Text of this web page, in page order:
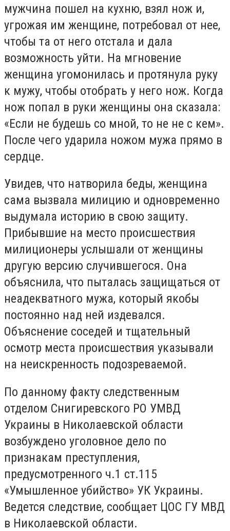
мужчина пошел на кухню, взял нож и,
угрожая им женщине, потребовал от нее,
чтобы та от него отстала и дала
возможность уйти. На мгновение
женщина угомонилась и протянула руку
к мужу, чтобы отобрать у него нож. Когда
нож попал в руки женщины она сказала:
«Если не будешь со мной, то не не с кем».
После чего ударила ножом мужа прямо в
сердце.
Увидев, что натворила беды, женщина
сама вызвала милицию и одновременно
выдумала историю в свою защиту.
Прибывшие на место происшествия
милиционеры услышали от женщины
другую версию случившегося. Она
объяснила, что пыталась защищаться от
неадекватного мужа, который якобы
постоянно над ней издевался.
Объяснение соседей и тщательный
осмотр места происшествия указывали
на неискренность подозреваемой.
По данному факту следственным
отделом Снигиревского РО УМВД
Украины в Николаевской области
возбуждено уголовное дело по
признакам преступления,
предусмотренного ч.1 ст.115
«Умышленное убийство» УК Украины.
Ведется следствие, сообщает ЦОС ГУ МВД
в Николаевской области.